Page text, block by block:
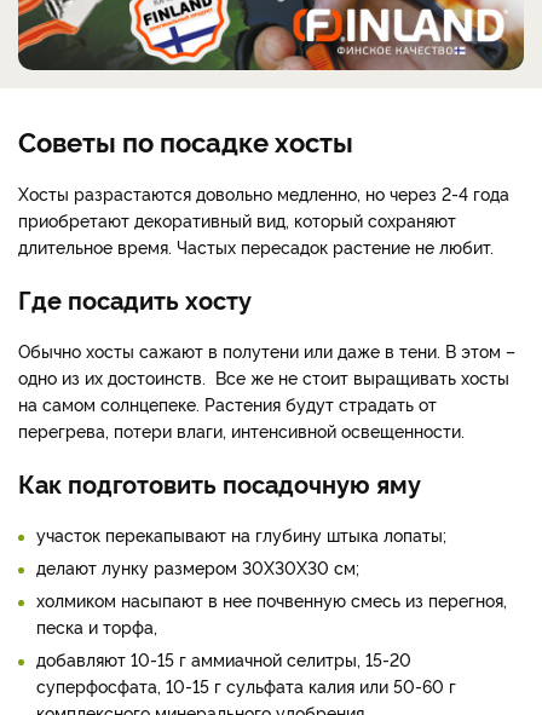
Советы по посадке хосты
Хосты разрастаются довольно медленно, но через 2-4 года
приобретают декоративный вид, который сохраняют
длительное время. Частых пересадок растение не любит.
Где посадить хосту
Обычно хосты сажают в полутени или даже в тени. В этом –
одно из их достоинств. Все же не стоит выращивать хосты
на самом солнцепеке. Растения будут страдать от
перегрева, потери влаги, интенсивной освещенности.
Как подготовить посадочную яму
участок перекапывают на глубину штыка лопаты;
делают лунку размером 30Х30Х30 см;
холмиком насыпают в нее почвенную смесь из перегноя,
песка и торфа,
добавляют 10-15 г аммиачной селитры, 15-20
суперфосфата, 10-15 г сульфата калия или 50-60 г